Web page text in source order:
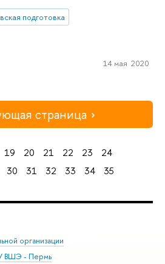
подготовка
14 мая 2020
страница
19 20 21 22 23
24
30 31 32 33 34 35
организации
ВШЭ - Пермь